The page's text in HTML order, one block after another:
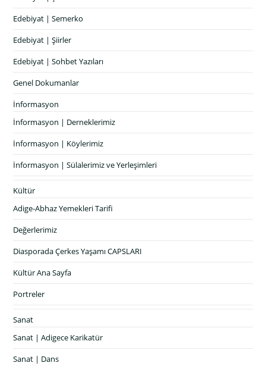
Edebiyat | Semerko
Edebiyat | Şiirler
Edebiyat | Sohbet Yazıları
Genel Dokumanlar
İnformasyon
İnformasyon | Derneklerimiz
İnformasyon | Köylerimiz
İnformasyon | Sülalerimiz ve Yerleşimleri
Kültür
Adige-Abhaz Yemekleri Tarifi
Değerlerimiz
Diasporada Çerkes Yaşamı CAPSLARI
Kültür Ana Sayfa
Portreler
Sanat
Sanat | Adigece Karikatür
Sanat | Dans